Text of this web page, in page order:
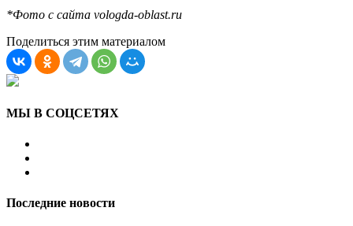
*Фото с сайта vologda-oblast.ru
Поделиться этим материалом
МЫ В СОЦСЕТЯХ
Последние новости